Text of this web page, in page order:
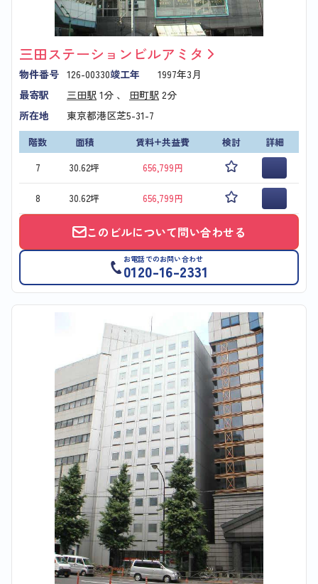
三田ステーションビルアミタ
物件番号 126-00330竣工年
1997年3月
最寄駅
三田駅 1分 、 田町駅 2分
所在地
東京都港区芝5-31-7
階数 面積 賃料+共益費 検討
詳細
7
30.62坪 656,799円
8 30.62坪 656,799円
このビルについて問い合わせる
お電話でのお問い合わせ
0120-16-2331